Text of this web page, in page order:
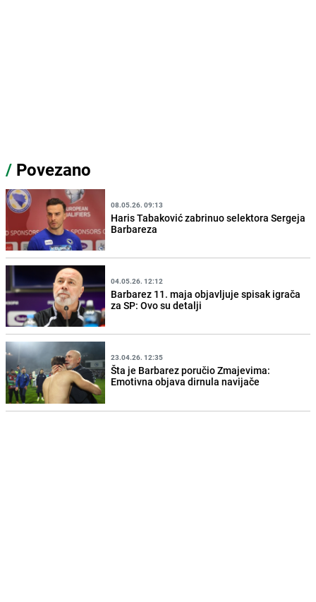
/ Povezano
08.05.26. 09:13
Haris Tabaković zabrinuo selektora Sergeja
Barbareza
04.05.26. 12:12
Barbarez 11. maja objavljuje spisak igrača
za SP: Ovo su detalji
23.04.26. 12:35
Šta je Barbarez poručio Zmajevima:
Emotivna objava dirnula navijače